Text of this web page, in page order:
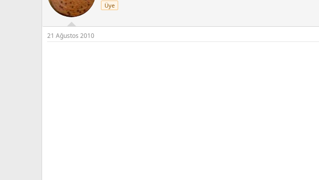
Üye
21 Ağustos 2010